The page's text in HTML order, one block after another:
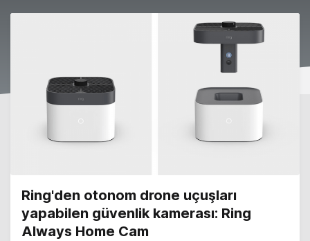
Ring'den otonom drone uçuşları
yapabilen güvenlik kamerası: Ring
Always Home Cam